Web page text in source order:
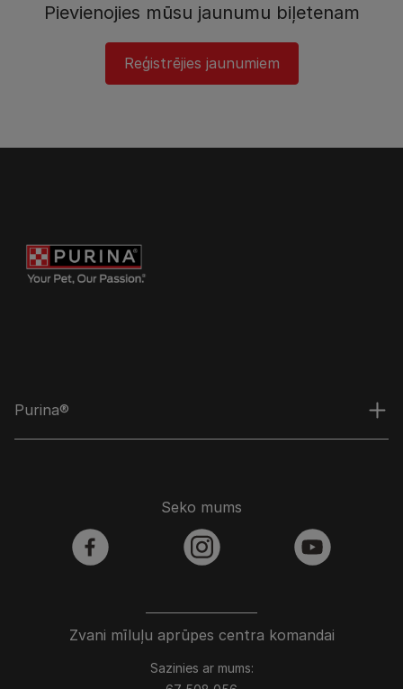
Pievienojies mūsu jaunumu biļetenam
Reģistrējies jaunumiem
Purina®
Zvani mīluļu aprūpes centra komandai
Sazinies ar mums:
Seko mums
facebook instagram youtube